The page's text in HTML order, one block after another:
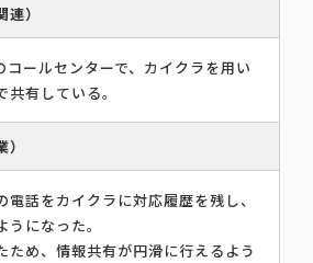
）
ールセンターで、カイクラを用い
有している。
話をカイクラに対応履歴を残し、
になった。
ため、情報共有が円滑に行えるよう